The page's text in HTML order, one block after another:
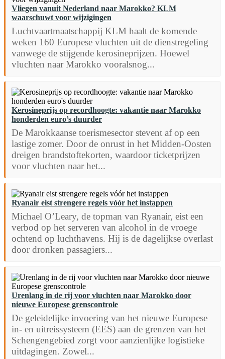
Vliegen vanuit Nederland naar Marokko? KLM
waarschuwt voor wijzigingen
Luchtvaartmaatschappij KLM haalt de komende
weken 160 Europese vluchten uit de dienstregeling
vanwege de stijgende kerosineprijzen. Hoewel
vluchten naar Marokko vooralsnog...
Kerosineprijs op recordhoogte: vakantie naar Marokko
honderden euro’s duurder
De Marokkaanse toerismesector stevent af op een
lastige zomer. Door de onrust in het Midden-Oosten
dreigen brandstoftekorten, waardoor ticketprijzen
voor vluchten naar het...
Ryanair eist strengere regels vóór het instappen
Michael O’Leary, de topman van Ryanair, eist een
verbod op het serveren van alcohol in de vroege
ochtend op luchthavens. Hij is de dagelijkse overlast
door dronken passagiers...
Urenlang in de rij voor vluchten naar Marokko door
nieuwe Europese grenscontrole
De geleidelijke invoering van het nieuwe Europese
in- en uitreissysteem (EES) aan de grenzen van het
Schengengebied zorgt voor aanzienlijke logistieke
uitdagingen. Zowel...